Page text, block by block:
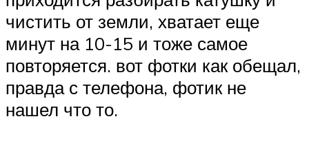
чистить от земли, хватает еще
минут на 10-15 и тоже самое
повторяется. вот фотки как обещал,
правда с телефона, фотик не
нашел что то.